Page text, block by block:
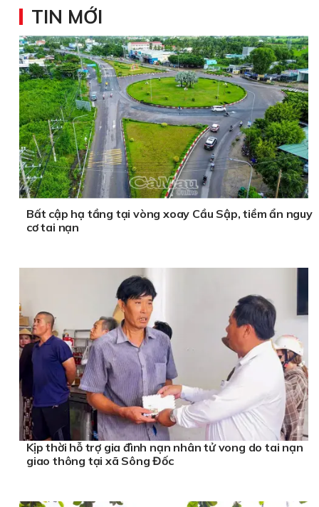
TIN MỚI
Bất cập hạ tầng tại vòng xoay Cầu Sập, tiềm ẩn nguy
cơ tai nạn
Kịp thời hỗ trợ gia đình nạn nhân tử vong do tai nạn
giao thông tại xã Sông Đốc